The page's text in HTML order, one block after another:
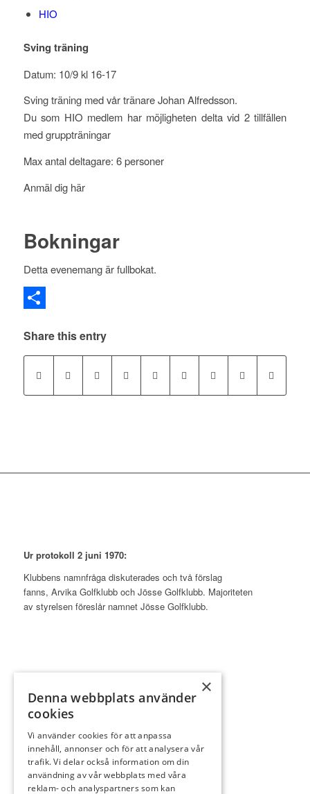
HIO
Sving träning
Datum: 10/9 kl 16-17
Sving träning med vår tränare Johan Alfredsson.
Du som HIO medlem har möjligheten delta vid 2 tillfällen
med gruppträningar
Max antal deltagare: 6 personer
Anmäl dig här
Bokningar
Detta evenemang är fullbokat.
Share this entry
Ur protokoll 2 juni 1970:
Klubbens namnfråga diskuterades och två förslag
fanns, Arvika Golfklubb och Jösse Golfklubb. Majoriteten
av styrelsen föreslår namnet Jösse Golfklubb.
ARVIKA GOLFKLUBB
Kansli/Golfshop
0703-88 41 33
info@arvikagk.com
×
Denna webbplats använder
cookies
Vi använder cookies för att anpassa
innehåll, annonser och för att analysera vår
trafik. Vi delar också information om din
användning av vår webbplats med våra
reklam- och analyspartners som kan